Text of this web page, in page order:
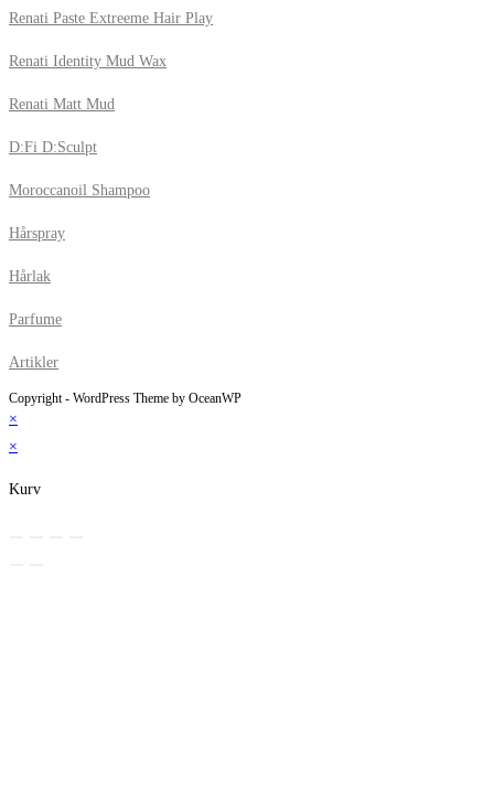
Renati Paste Extreeme Hair Play
Renati Identity Mud Wax
Renati Matt Mud
D:Fi D:Sculpt
Moroccanoil Shampoo
Hårspray
Hårlak
Parfume
Artikler
Copyright - WordPress Theme by OceanWP
×
×
Kurv